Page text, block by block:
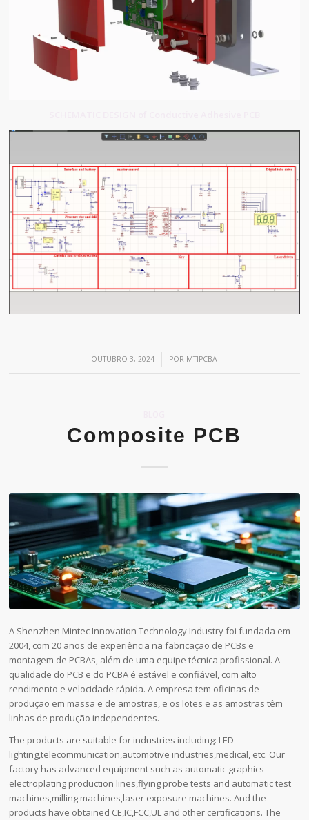
OUTUBRO 3, 2024
/ POR MTIPCBA
Composite PCB
A Shenzhen Mintec Innovation Technology Industry foi fundada em
2004, com 20 anos de experiência na fabricação de PCBs e
montagem de PCBAs, além de uma equipe técnica profissional. A
qualidade do PCB e do PCBA é estável e confiável, com alto
rendimento e velocidade rápida. A empresa tem oficinas de
produção em massa e de amostras, e os lotes e as amostras têm
linhas de produção independentes.
The products are suitable for industries including: LED
lighting,telecommunication,automotive industries,medical, etc. Our
factory has advanced equipment such as automatic graphics
electroplating production lines,flying probe tests and automatic test
machines,milling machines,laser exposure machines. And the
products have obtained CE,IC,FCC,UL and other certifications. The